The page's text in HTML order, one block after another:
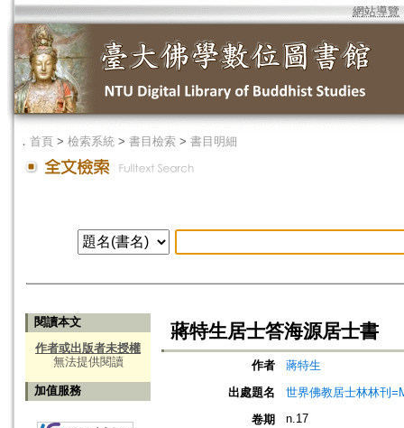
網站導覽
． 首頁 > 檢索系統 > 書目檢索 > 書目明細
閱讀本文
作者或出版者未授權
無法提供閱讀
加值服務
蔣特生居士答海源居士書
作者
蔣特生
出處題名
世界佛教居士林林刊
卷期
n.17